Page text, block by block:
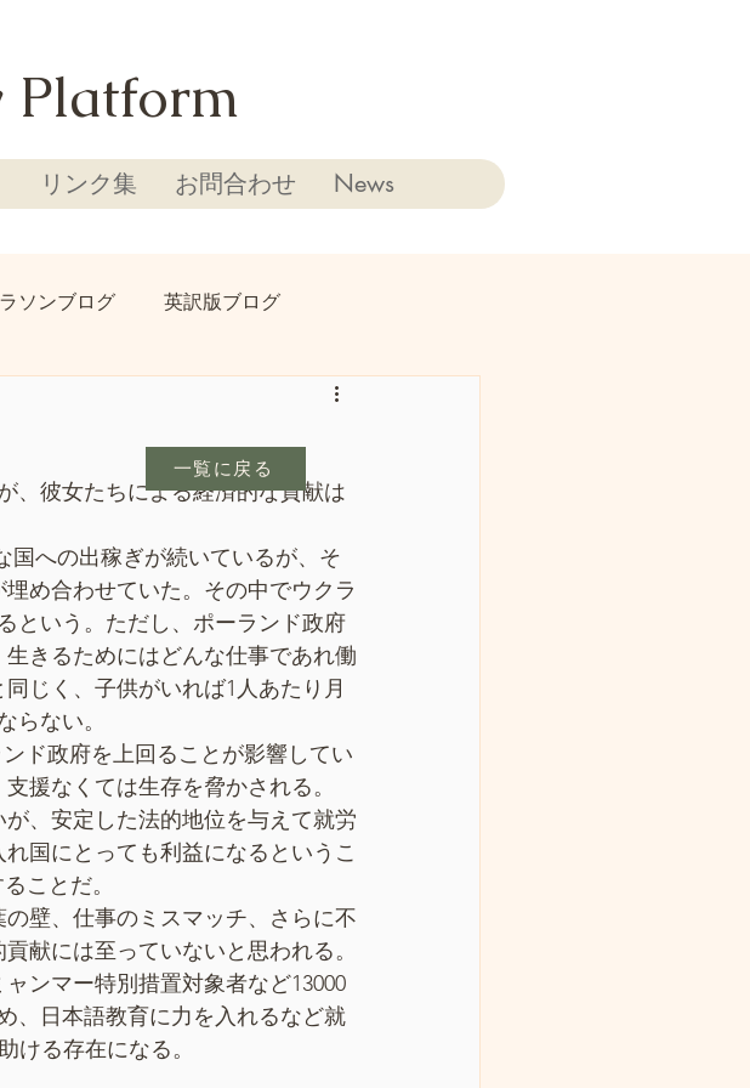
Platform
リンク集 お問合わせ News
ソンブログ 英訳版ブログ
、彼女たちによる経済的な貢献は
国への出稼ぎが続いているが、そ
め合わせていた。その中でウクラ
という。ただし、ポーランド政府
きるためにはどんな仕事であれ働
じく、子供がいれば1人あたり月
らない。
ド政府を上回ることが影響してい
援なくては生存を脅かされる。
、安定した法的地位を与えて就労
国にとっても利益になるというこ
ことだ。
壁、仕事のミスマッチ、さらに不
献には至っていないと思われる。
ンマー特別措置対象者など13000
、日本語教育に力を入れるなど就
ける存在になる。
一覧に戻る